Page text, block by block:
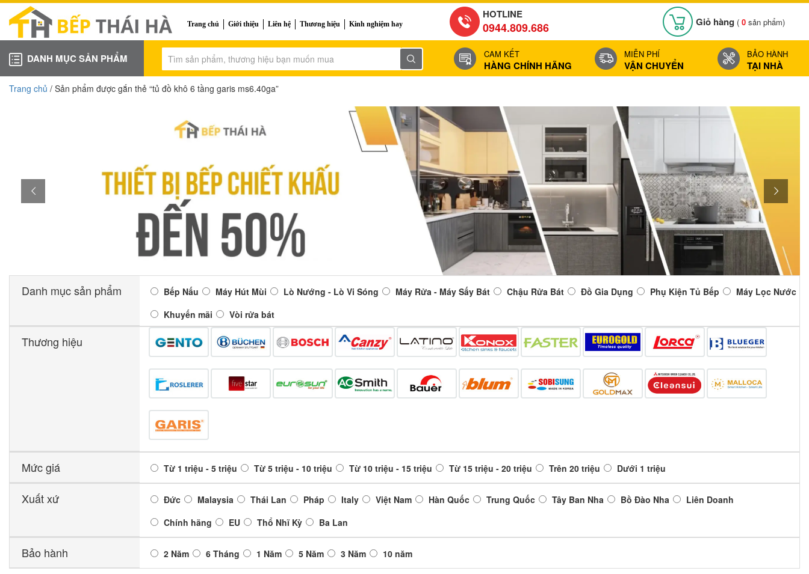
Trang chủ Giới thiệu Liên hệ Thương hiệu Kinh nghiệm hay
HOTLINE
0944.809.686 Giỏ hàng ( 0 sản phẩm)
DANH MỤC SẢN PHẨM CAM KẾT
HÀNG CHÍNH HÃNG
MIỄN PHÍ
VẬN CHUYỂN
BẢO HÀNH
TẠI NHÀ
Trang chủ / Sản phẩm được gắn thẻ “tủ đồ khô 6 tầng garis ms6.40ga”
Danh mục sản phẩm Bếp Nấu Máy Hút Mùi Lò Nướng - Lò Vi Sóng Máy Rửa - Máy Sấy Bát Chậu Rửa Bát Đồ Gia Dụng Phụ Kiện Tủ Bếp
Máy Lọc Nước
Khuyến mãi
Vòi rửa bát
Thương hiệu
Mức giá Từ 1 triệu - 5 triệu Từ 5 triệu - 10 triệu Từ 10 triệu - 15 triệu Từ 15 triệu - 20 triệu Trên 20 triệu Dưới 1 triệu
Xuất xứ Đức Malaysia Thái Lan Pháp Italy Việt Nam Hàn Quốc Trung Quốc Tây Ban Nha Bồ Đào Nha
Liên Doanh
Chính hãng
EU Thổ Nhĩ Kỳ Ba Lan
Bảo hành 2 Năm 6 Tháng 1 Năm 5 Năm 3 Năm 10 năm